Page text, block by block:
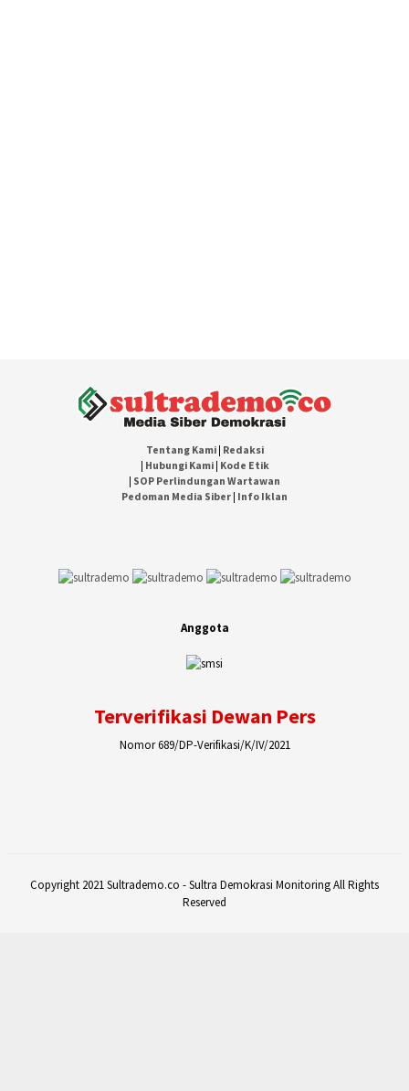
Tentang Kami| Redaksi
| Hubungi Kami| Kode Etik
| SOP Perlindungan Wartawan
Pedoman Media Siber | Info Iklan
Anggota
Terverifikasi Dewan Pers
Nomor 689/DP-Verifikasi/K/IV/2021
Copyright 2021 Sultrademo.co - Sultra Demokrasi Monitoring All Rights
Reserved